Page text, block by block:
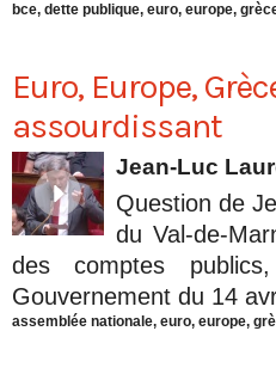
bce, dette publique, euro, europe,
Euro, Europe,
assourdissant
Jean-Luc
Question de
du Val-de-
des comptes
Gouvernement du 14
assemblée nationale, euro, europe,